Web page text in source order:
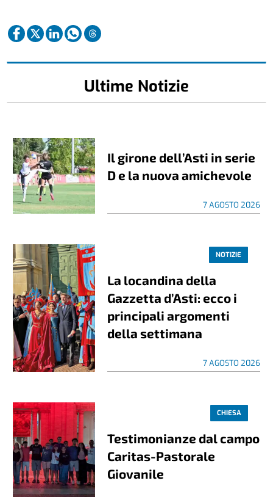
Ultime Notizie
Il girone dell’Asti in serie
D e la nuova amichevole
7 AGOSTO 2026
NOTIZIE
La locandina della
Gazzetta d’Asti: ecco i
principali argomenti
della settimana
7 AGOSTO 2026
CHIESA
Testimonianze dal campo
Caritas-Pastorale
Giovanile